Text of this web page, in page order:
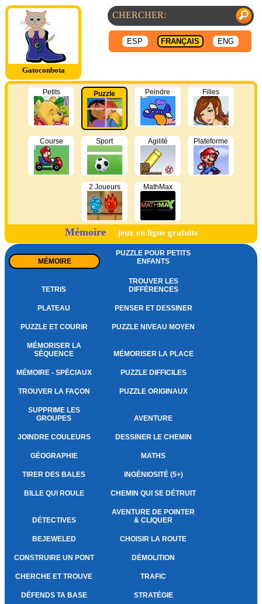
Gatoconbota
ESP FRANÇAIS ENG
Petits Puzzle Peindre Filles
Course Sport Agilité Plateforme
2 Joueurs MathMax
Mémoire jeux en ligne gratuits
MÉMOIRE
PUZZLE POUR PETITS
ENFANTS
TETRIS
TROUVER LES
DIFFÉRENCES
PLATEAU PENSER ET DESSINER
PUZZLE ET COURIR PUZZLE NIVEAU MOYEN
MÉMORISER LA
SÉQUENCE
MÉMORISER LA PLACE
MÉMOIRE - SPÉCIAUX PUZZLE DIFFICILES
TROUVER LA FAÇON PUZZLE ORIGINAUX
SUPPRIME LES
GROUPES
AVENTURE
JOINDRE COULEURS DESSINER LE CHEMIN
GÉOGRAPHIE MATHS
TIRER DES BALES INGÉNIOSITÉ (5+)
BILLE QUI ROULE CHEMIN QUI SE DÉTRUIT
DÉTECTIVES
AVENTURE DE POINTER
& CLIQUER
BEJEWELED CHOISIR LA ROUTE
CONSTRUIRE UN PONT DÉMOLITION
CHERCHE ET TROUVE TRAFIC
DÉFENDS TA BASE STRATÉGIE